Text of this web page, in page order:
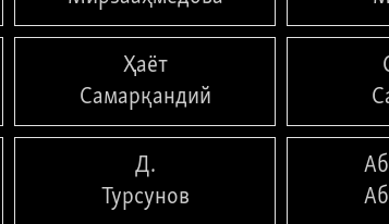
Ҳаёт
Самарқандий
Д.
Турсунов